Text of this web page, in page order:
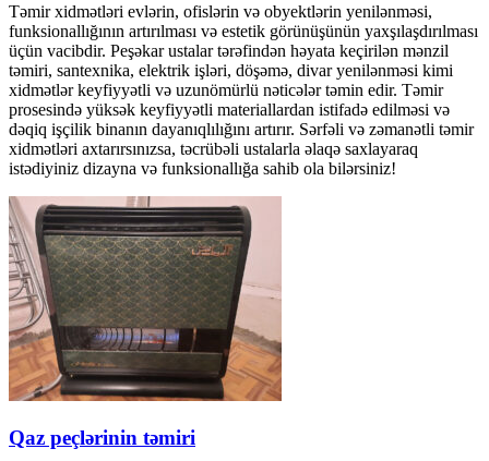
Təmir xidmətləri evlərin, ofislərin və obyektlərin yenilənməsi,
funksionallığının artırılması və estetik görünüşünün yaxşılaşdırılması
üçün vacibdir. Peşəkar ustalar tərəfindən həyata keçirilən mənzil
təmiri, santexnika, elektrik işləri, döşəmə, divar yenilənməsi kimi
xidmətlər keyfiyyətli və uzunömürlü nəticələr təmin edir. Təmir
prosesində yüksək keyfiyyətli materiallardan istifadə edilməsi və
dəqiq işçilik binanın dayanıqlılığını artırır. Sərfəli və zəmanətli təmir
xidmətləri axtarırsınızsa, təcrübəli ustalarla əlaqə saxlayaraq
istədiyiniz dizayna və funksionallığa sahib ola bilərsiniz!
Qaz peçlərinin təmiri